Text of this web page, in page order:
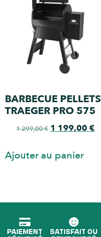
BARBECUE PELLETS
TRAEGER PRO 575
1 299,00€ 1 199,00€
Ajouter au panier
PAIEMENT SATISFAIT OU